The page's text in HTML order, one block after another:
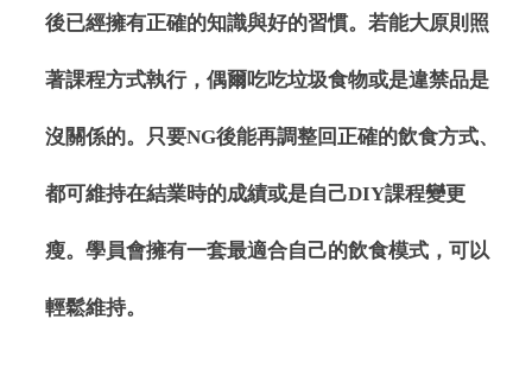
後已經擁有正確的知識與好的習慣。若能大原則照
著課程方式執行，偶爾吃吃垃圾食物或是違禁品是
沒關係的。只要NG後能再調整回正確的飲食方式、
都可維持在結業時的成績或是自己DIY課程變更
瘦。學員會擁有一套最適合自己的飲食模式，可以
輕鬆維持。